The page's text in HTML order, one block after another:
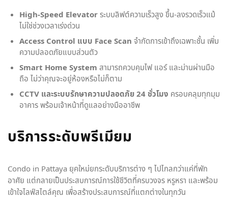
High-Speed Elevatorระบบลิฟต์ความเร็วสูง ขึ้น-ลงรวดเร็วแม้
ไม่ใช่ช่วงเวลาเร่งด่วน
Access Control แบบ Face Scan จำกัดการเข้าถึงเฉพาะชั้น เพิ่ม
ความปลอดภัยแบบส่วนตัว
Smart Home System สามารถควบคุมไฟ แอร์ และม่านผ่านมือ
ถือ ไม่ว่าคุณจะอยู่ห้องหรือไม่ก็ตาม
CCTV และระบบรักษาความปลอดภัย 24 ชั่วโมง ครอบคลุมทุกมุม
อาคาร พร้อมเจ้าหน้าที่ดูแลอย่างมืออาชีพ
บริการระดับพรีเมียม
Condo in Pattaya ยุคใหม่ยกระดับบริการต่าง ๆ ไปไกลกว่าแค่ที่พัก
อาศัย แต่กลายเป็นประสบการณ์การใช้ชีวิตที่ครบวงจร หรูหรา และพร้อม
เข้าใจไลฟ์สไตล์คุณ เพื่อสร้างประสบการณ์ที่แตกต่างในทุกวัน